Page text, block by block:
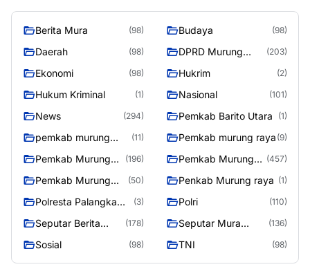
Berita Mura (98) Budaya (98)
Daerah (98)
DPRD Murung
(203)
Ekonomi (98) Hukrim (2)
Hukum Kriminal (1) Nasional (101)
News (294) Pemkab Barito Utara (1)
pemkab murung
(11) Pemkab murung raya (9)
Pemkab Murung
(196)
Pemkab Murung
(457)
Pemkab Murung
(50) Penkab Murung raya (1)
Polresta Palangka
(3) Polri (110)
Seputar Berita
(178)
Seputar Mura
(136)
Sosial (98) TNI (98)